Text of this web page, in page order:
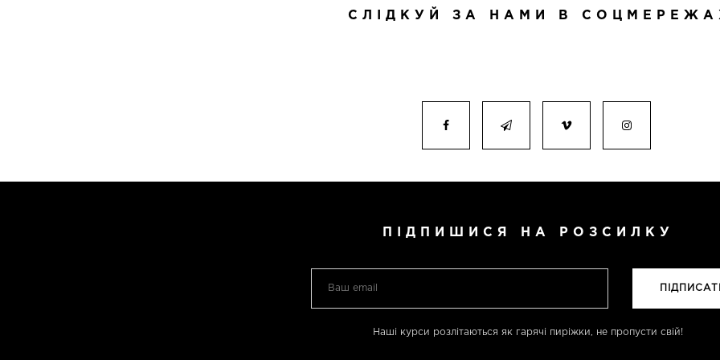
СЛІДКУЙ ЗА НАМИ В
ПІДПИШИСЯ НА РОЗСИЛКУ
Наші курси розлітаються як гарячі пиріжки, не пропусти свій!